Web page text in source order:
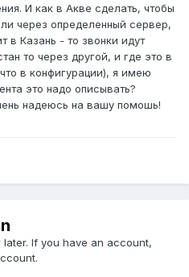
И как в Акве сделать, чтобы
через определенный сервер,
в Казань - то звонки идут
то через другой, и где это в
в конфигурации), я имею
это надо описывать?
надеюсь на вашу помошь!
If you have an account,